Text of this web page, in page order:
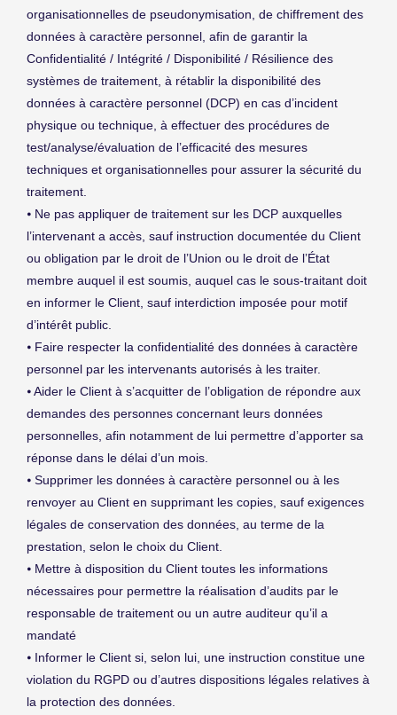
organisationnelles de pseudonymisation, de chiffrement des
données à caractère personnel, afin de garantir la
Confidentialité / Intégrité / Disponibilité / Résilience des
systèmes de traitement, à rétablir la disponibilité des
données à caractère personnel (DCP) en cas d’incident
physique ou technique, à effectuer des procédures de
test/analyse/évaluation de l’efficacité des mesures
techniques et organisationnelles pour assurer la sécurité du
traitement.
⦁ Ne pas appliquer de traitement sur les DCP auxquelles
l’intervenant a accès, sauf instruction documentée du Client
ou obligation par le droit de l’Union ou le droit de l’État
membre auquel il est soumis, auquel cas le sous-traitant doit
en informer le Client, sauf interdiction imposée pour motif
d’intérêt public.
⦁ Faire respecter la confidentialité des données à caractère
personnel par les intervenants autorisés à les traiter.
⦁ Aider le Client à s’acquitter de l’obligation de répondre aux
demandes des personnes concernant leurs données
personnelles, afin notamment de lui permettre d’apporter sa
réponse dans le délai d’un mois.
⦁ Supprimer les données à caractère personnel ou à les
renvoyer au Client en supprimant les copies, sauf exigences
légales de conservation des données, au terme de la
prestation, selon le choix du Client.
⦁ Mettre à disposition du Client toutes les informations
nécessaires pour permettre la réalisation d’audits par le
responsable de traitement ou un autre auditeur qu’il a
mandaté
⦁ Informer le Client si, selon lui, une instruction constitue une
violation du RGPD ou d’autres dispositions légales relatives à
la protection des données.